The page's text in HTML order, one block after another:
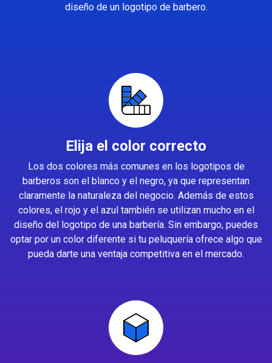
diseño de un logotipo de barbero.
Elija el color correcto
Los dos colores más comunes en los logotipos de
barberos son el blanco y el negro, ya que representan
claramente la naturaleza del negocio. Además de estos
colores, el rojo y el azul también se utilizan mucho en el
diseño del logotipo de una barbería. Sin embargo, puedes
optar por un color diferente si tu peluquería ofrece algo que
pueda darte una ventaja competitiva en el mercado.